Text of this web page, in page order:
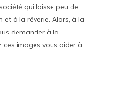
qui laisse peu de
et à la rêverie. Alors, à la
demander à la
ces images vous aider à